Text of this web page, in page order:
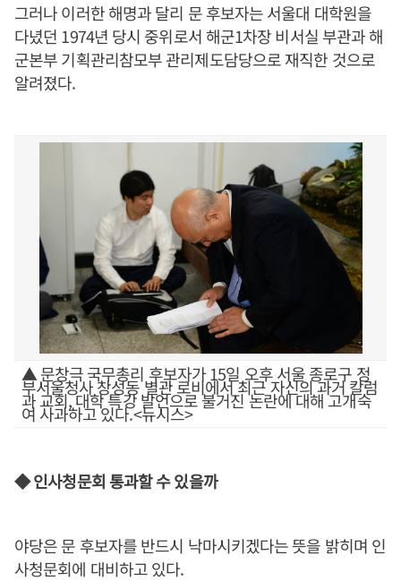
그러나 이러한 해명과 달리 문 후보자는 서울대 대학원을
다녔던 1974년 당시 중위로서 해군1차장 비서실 부관과 해
군본부 기획관리참모부 관리제도담당으로 재직한 것으로
알려졌다.
▲ 문창극 국무총리 후보자가 15일 오후 서울 종로구 정
부서울청사 창성동 별관 로비에서 최근 자신의 과거 칼럼
과 교회, 대학 특강 발언으로 불거진 논란에 대해 고개숙
여 사과하고 있다.<뉴시스>
◆ 인사청문회 통과할 수 있을까
야당은 문 후보자를 반드시 낙마시키겠다는 뜻을 밝히며 인
사청문회에 대비하고 있다.